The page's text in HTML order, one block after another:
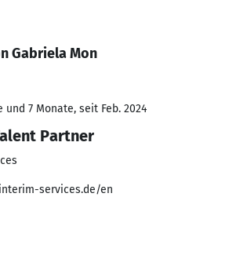
Gabriela Mon
und 7 Monate, seit Feb. 2024
Partner
services.de/en